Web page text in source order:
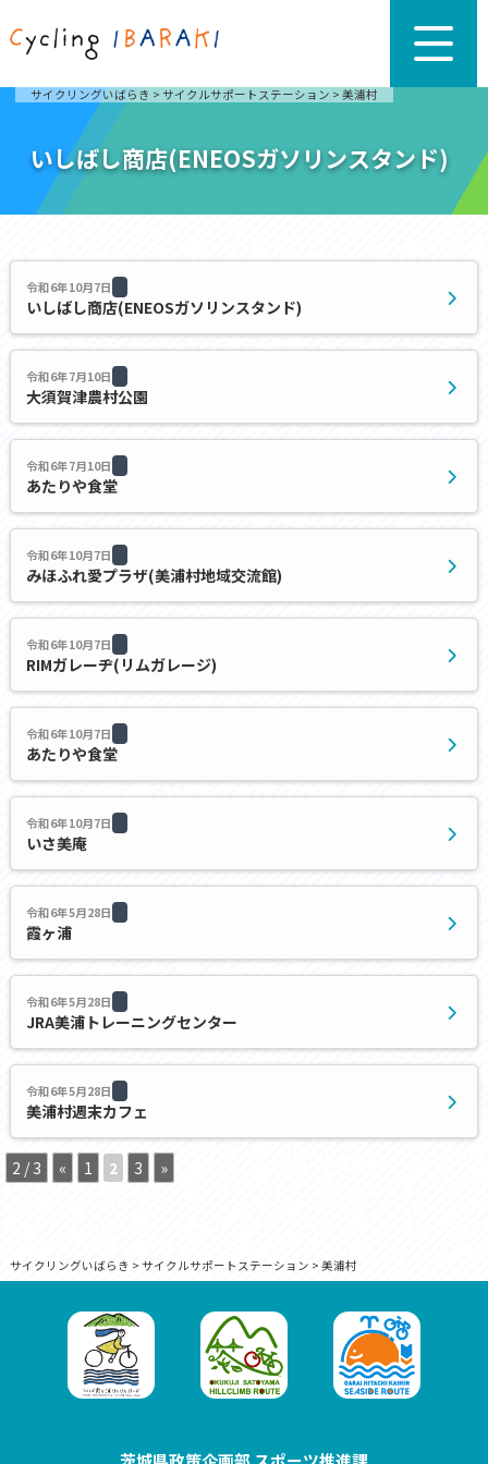
サイクリングいばらき > サイクルサポートステーション > 美浦村
いしばし商店(ENEOSガソリンスタンド)
令和6年10月7日
いしばし商店(ENEOSガソリンスタンド)
令和6年7月10日
大須賀津農村公園
令和6年7月10日
あたりや食堂
令和6年10月7日
みほふれ愛プラザ(美浦村地域交流館)
令和6年10月7日
RIMガレーヂ(リムガレージ)
令和6年10月7日
あたりや食堂
令和6年10月7日
いさ美庵
令和6年5月28日
霞ヶ浦
令和6年5月28日
JRA美浦トレーニングセンター
令和6年5月28日
美浦村週末カフェ
2 / 3 « 1 2 3 »
サイクリングいばらき > サイクルサポートステーション > 美浦村